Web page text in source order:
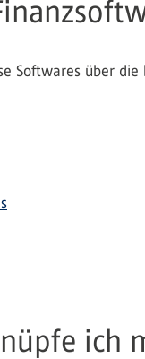
Softwares über
ich